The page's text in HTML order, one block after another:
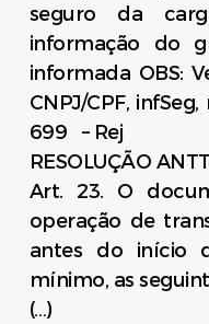
seguro da
informação do
informada OBS:
CNPJ/CPF,
699 – Rej
RESOLUÇÃO
Art. 23. O
operação de
antes do início
mínimo, as
(…)